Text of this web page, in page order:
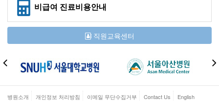
비급여 진료비용안내
직원교육센터
병원소개 개인정보 처리방침 이메일 무단수집거부 Contact Us English